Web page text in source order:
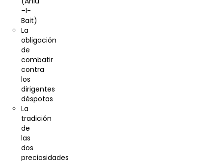
–l-
Bait)
La
obligación
de
combatir
contra
los
dirigentes
déspotas
La
tradición
de
las
dos
preciosidades